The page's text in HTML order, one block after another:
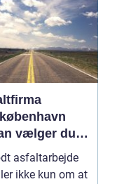
vælger du
asfaltarbejde
ikke kun om at